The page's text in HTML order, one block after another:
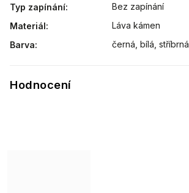
Typ zapínání:
Bez zapínání
Materiál:
Láva kámen
Barva: černá, bílá, stříbrná
Hodnocení